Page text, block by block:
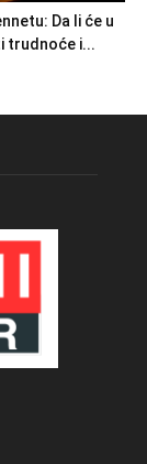
Da li će u
trudnoće i...